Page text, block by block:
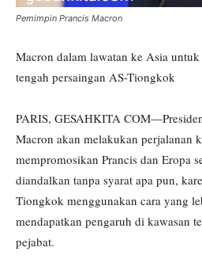
Pemimpin Prancis Macron
Macron dalam lawatan ke Asia
tengah persaingan AS-Tiongkok
PARIS, GESAHKITA
Macron akan melakukan perjalanan
mempromosikan Prancis dan Eropa
diandalkan tanpa syarat apa pun,
Tiongkok menggunakan cara yang
mendapatkan pengaruh di kawasan
pejabat.